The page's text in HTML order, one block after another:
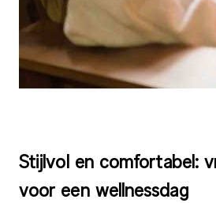
Stijlvol en comfortabel:
voor een wellnessdag